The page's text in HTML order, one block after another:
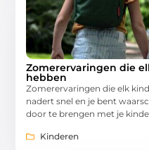
Zomerervaringen die
hebben
Zomerervaringen die elk
nadert snel en je bent
door te brengen met je
Kinderen